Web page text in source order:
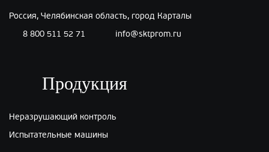
Россия, Челябинская область, город Карталы
8 800 511 52 71
info@sktprom.ru
Продукция
Неразрушающий контроль
Испытательные машины